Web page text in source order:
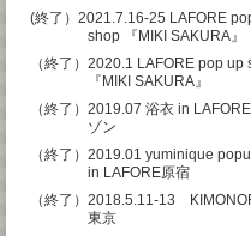
(終了）2021.7.16-25 LAFORE
shop 『MIKI SAKURA』
（終了）2020.1 LAFORE pop up
『MIKI SAKURA』
（終了）2019.07 浴衣 in
ゾン
（終了）2019.01 yuminique
in LAFORE原宿
（終了）2018.5.11-13
東京